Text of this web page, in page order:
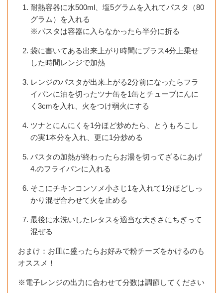
耐熱容器に水500ml、塩5グラムを入れてパスタ（80
グラム）を入れる
※パスタは容器に入らなかったら半分に折る
袋に書いてある出来上がり時間にプラス4分上乗せ
した時間レンジで加熱
レンジのパスタが出来上がる2分前になったらフラ
イパンに油を切ったツナ缶を1缶とチューブにんに
く3cmを入れ、火をつけ弱火にする
ツナとにんにくを1分ほど炒めたら、とうもろこし
の実1本分を入れ、更に1分炒める
パスタの加熱が終わったらお湯を切ってざるにあげ
4.のフライパンに入れる
そこにチキンコンソメ小さじ1を入れて1分ほどしっ
かり混ぜ合わせて火を止める
最後に水洗いしたレタスを適当な大きさにちぎって
混ぜる
おまけ：お皿に盛ったらお好みで粉チーズをかけるのも
オススメ！
※電子レンジの出力に合わせて分数は調節してください